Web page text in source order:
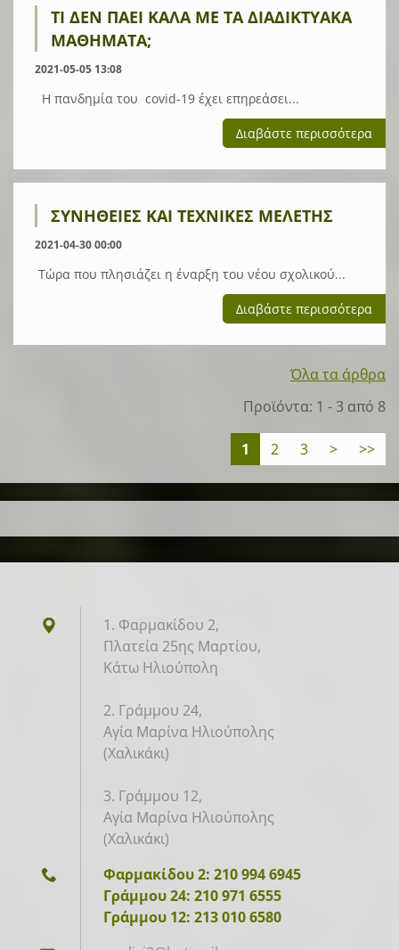
ΤΙ ΔΕΝ ΠΆΕΙ ΚΑΛΆ ΜΕ ΤΑ ΔΙΑΔΙΚΤΥΑΚΆ
ΜΑΘΉΜΑΤΑ;
2021-05-05 13:08
Η πανδημία του covid-19 έχει επηρεάσει...
Διαβάστε περισσότερα
ΣΥΝΉΘΕΙΕΣ ΚΑΙ ΤΕΧΝΙΚΈΣ ΜΕΛΈΤΗΣ
2021-04-30 00:00
Τώρα που πλησιάζει η έναρξη του νέου σχολικού...
Διαβάστε περισσότερα
Όλα τα άρθρα
Προϊόντα: 1 - 3 από 8
1 2 3 > >>
1. Φαρμακίδου 2,
Πλατεία 25ης Μαρτίου,
Κάτω Ηλιούπολη
2. Γράμμου 24,
Αγία Μαρίνα Ηλιούπολης
(Χαλικάκι)
3. Γράμμου 12,
Αγία Μαρίνα Ηλιούπολης
(Χαλικάκι)
Φαρμακίδου 2: 210 994 6945
Γράμμου 24: 210 971 6555
Γράμμου 12: 213 010 6580